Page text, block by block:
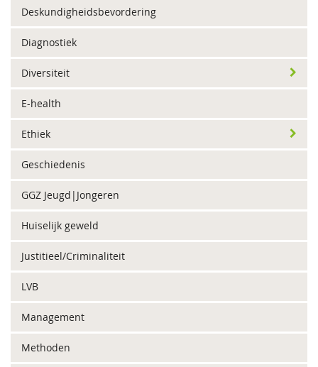
Deskundigheidsbevordering
Diagnostiek
Diversiteit
E-health
Ethiek
Geschiedenis
GGZ Jeugd|Jongeren
Huiselijk geweld
Justitieel/Criminaliteit
LVB
Management
Methoden